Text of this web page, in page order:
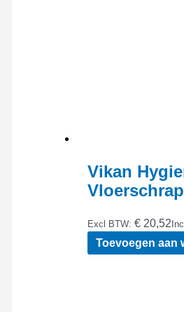
Vikan
Excl BTW: € 20,52
Toevoegen aan